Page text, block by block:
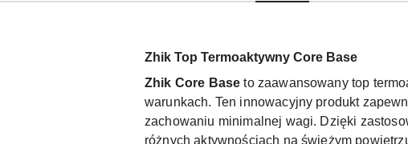
Zhik Top Termoaktywny Core Base
Zhik Core Base to zaawansowany top
warunkach. Ten innowacyjny produkt
zachowaniu minimalnej wagi. Dzięki
różnych aktywnościach na świeżym